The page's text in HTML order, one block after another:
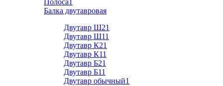
Полоса1
Балка двутавровая
Двутавр Ш21
Двутавр Ш11
Двутавр К21
Двутавр К11
Двутавр Б21
Двутавр Б11
Двутавр обычный1